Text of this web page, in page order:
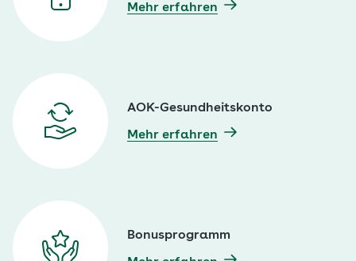
Mehr erfahren
AOK-Gesundheitskonto
Mehr erfahren
Bonusprogramm